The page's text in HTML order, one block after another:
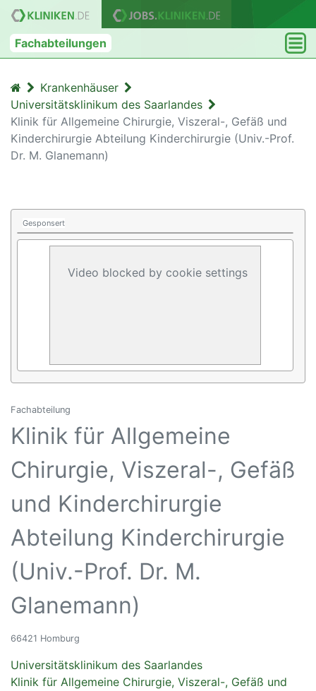
Fachabteilungen
Krankenhäuser
Universitätsklinikum des Saarlandes
Klinik für Allgemeine Chirurgie, Viszeral-, Gefäß und
Kinderchirurgie Abteilung Kinderchirurgie (Univ.-Prof.
Dr. M. Glanemann)
Gesponsert
Video blocked by cookie settings
Fachabteilung
Klinik für Allgemeine
Chirurgie, Viszeral-, Gefäß
und Kinderchirurgie
Abteilung Kinderchirurgie
(Univ.-Prof. Dr. M.
Glanemann)
66421 Homburg
Universitätsklinikum des Saarlandes
Klinik für Allgemeine Chirurgie, Viszeral-, Gefäß und